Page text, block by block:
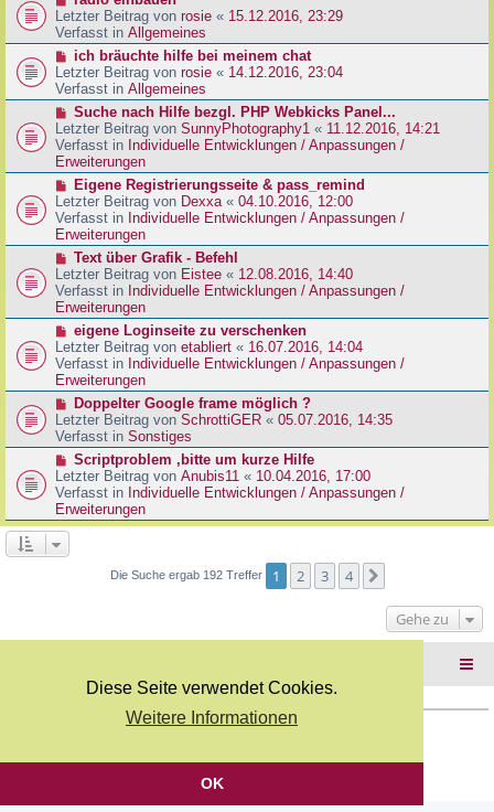
Diese Seite verwendet Cookies.
Weitere Informationen
OK
r
a
g
B
e
i
r
a
g
e
u
e
r
B
e
t
r
a
g
Letzter Beitrag von rosie « 15.12.2016, 23:29
Verfasst in Allgemeines
N
e
u
e
r
B
e
i
r
a
g
ich bräuchte hilfe bei meinem chat
Letzter Beitrag von rosie « 14.12.2016, 23:04
Verfasst in Allgemeines
N
e
u
e
r
B
e
i
t
a
g
Suche nach Hilfe bezgl. PHP Webkicks Panel...
Letzter Beitrag von SunnyPhotography1 « 11.12.2016, 14:21
Verfasst in Individuelle Entwicklungen / Anpassungen /
Erweiterungen
N
e
u
e
r
B
e
i
t
a
g
Eigene Registrierungsseite & pass_remind
Letzter Beitrag von Dexxa« 04.10.2016, 12:00
Verfasst in Individuelle Entwicklungen / Anpassungen /
Erweiterungen
N
e
u
e
r
B
e
i
t
a
g
Text über Grafik - Befehl
Letzter Beitrag von Eistee « 12.08.2016, 14:40
Verfasst in Individuelle Entwicklungen / Anpassungen /
Erweiterungen
N
e
u
e
r
B
e
i
r
a
g
eigene Loginseite zu verschenken
Letzter Beitrag von etabliert « 16.07.2016, 14:04
Verfasst in Individuelle Entwicklungen / Anpassungen /
Erweiterungen
N
e
u
e
r
B
e
i
t
r
Doppelter Google frame möglich ?
Letzter Beitrag von SchrottiGER « 05.07.2016, 14:35
Verfasst in Sonstiges
N
e
u
e
r
e
g
Scriptproblem ,bitte um kurze Hilfe
Letzter Beitrag von Anubis11 « 10.04.2016, 17:00
Verfasst in Individuelle Entwicklungen / Anpassungen /
Erweiterungen
Die Suche ergab 192 Treffer 1 2 3 4
Gehe zu
Deutsche Übersetzung durchphpBB.de